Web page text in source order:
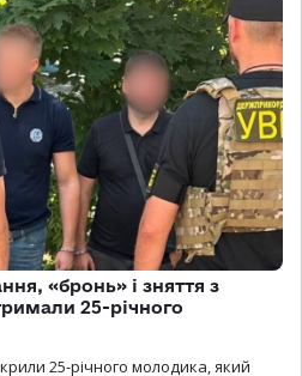
«бронь» і зняття з
25-річного
25-річного молодика, який